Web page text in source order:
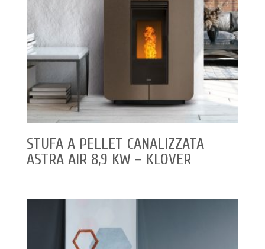
STUFA A PELLET CANALIZZATA
ASTRA AIR 8,9 KW – KLOVER